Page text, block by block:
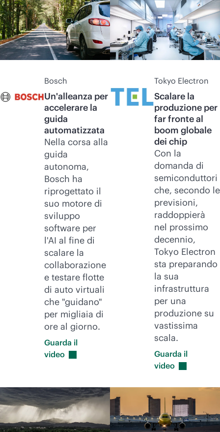
Bosch
Un'alleanza per
accelerare la
guida
automatizzata
Nella corsa alla
guida
autonoma,
Bosch ha
riprogettato il
suo motore di
sviluppo
software per
l'AI al fine di
scalare la
collaborazione
e testare flotte
di auto virtuali
che "guidano"
per migliaia di
ore al giorno.
Guarda il
video
Tokyo Electron
Scalare la
produzione per
far fronte al
boom globale
dei chip
Con la
domanda di
semiconduttori
che, secondo le
previsioni,
raddoppierà
nel prossimo
decennio,
Tokyo Electron
sta preparando
la sua
infrastruttura
per una
produzione su
vastissima
scala.
Guarda il
video